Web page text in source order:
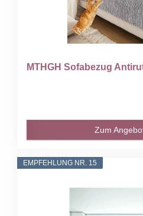
MTHGH Sofabezug
Zum
EMPFEHLUNG NR. 15